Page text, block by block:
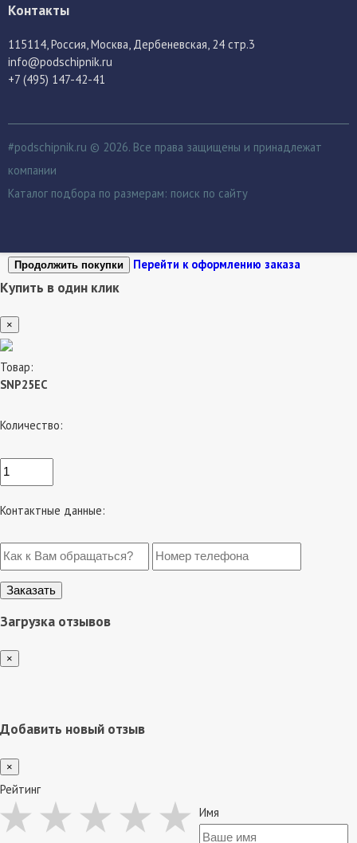
Контакты
115114 , Россия, Москва, Дербеневская, 24 стр.3
info@podschipnik.ru
+7 (495) 147-42-41
#podschipnik.ru © 2026. Все права защищены и принадлежат
компании
Каталог подбора по размерам: поиск по сайту
Продолжить покупки Перейти к оформлению заказа
Купить в один клик
×
Товар:
SNP25EC
Количество:
Контактные данные:
Загрузка отзывов
×
Добавить новый отзыв
×
Рейтинг
Имя